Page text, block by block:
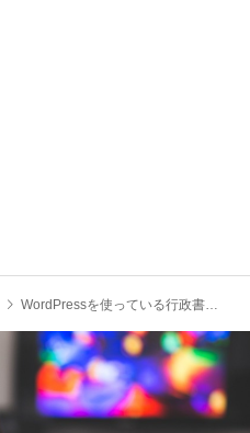
WordPressを使っている行政書士がチェックすべき3つのポイント